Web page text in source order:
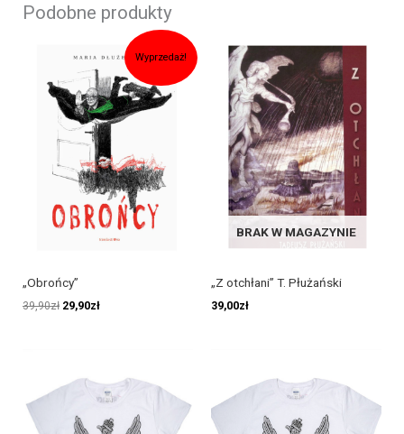
Podobne produkty
Wyprzedaż!
„Obrońcy”
39,90zł
cena
wynosiła:
39,90zł.
29,90zł
Aktualna
cena
wynosi:
29,90zł.
BRAK W MAGAZYNIE
„Z otchłani” T. Płużański
39,00zł